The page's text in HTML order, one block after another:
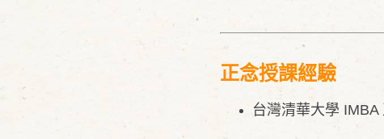
正念授課經驗
台灣清華大學 IMBA